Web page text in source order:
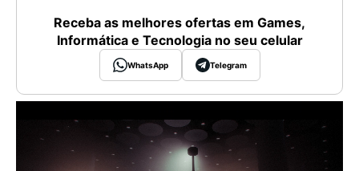
Receba as melhores ofertas em Games,
Informática e Tecnologia no seu celular
WhatsApp Telegram